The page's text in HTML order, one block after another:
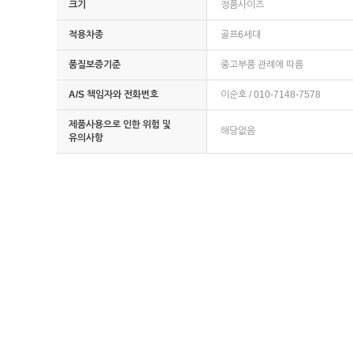
크기 정품사이즈
적용차종 골프6세대
품질보증기준 중고부품 관례에 따름
A/S 책임자와 전화번호 이순호 / 010-7148-7578
제품사용으로 인한 위험 및
유의사항
해당없음